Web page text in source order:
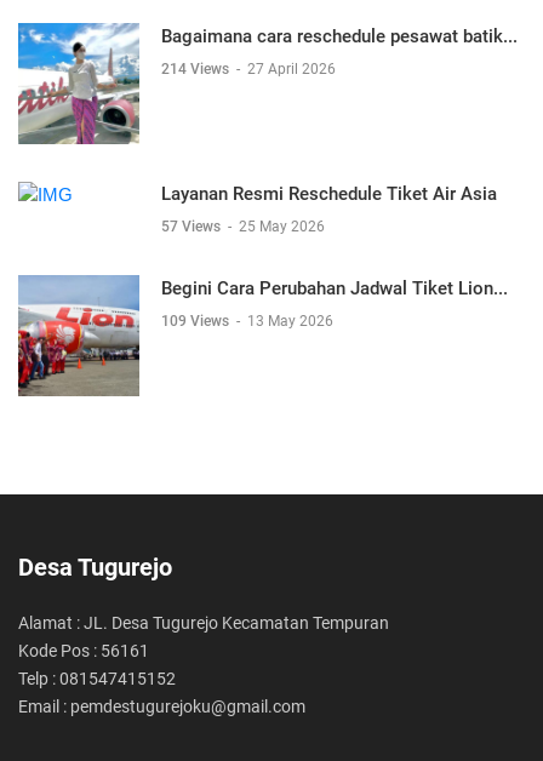
Bagaimana cara reschedule pesawat batik...
214 Views - 27 April 2026
Layanan Resmi Reschedule Tiket Air Asia
57 Views - 25 May 2026
Begini Cara Perubahan Jadwal Tiket Lion...
109 Views - 13 May 2026
Desa Tugurejo
Alamat : JL. Desa Tugurejo Kecamatan Tempuran
Kode Pos : 56161
Telp : 081547415152
Email : pemdestugurejoku@gmail.com